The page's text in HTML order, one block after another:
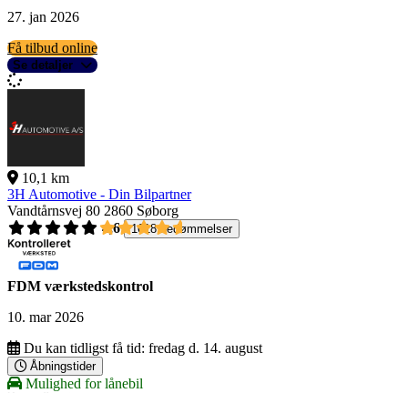
27. jan 2026
Få tilbud online
Se detaljer
10,1 km
3H Automotive - Din Bilpartner
Vandtårnsvej 80 2860 Søborg
4,6
1618 bedømmelser
FDM værkstedskontrol
10. mar 2026
Du kan tidligst få tid: fredag d. 14. august
Åbningstider
Mulighed for lånebil